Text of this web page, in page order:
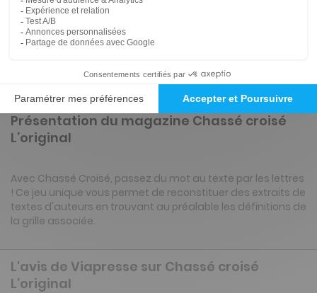
51€85
Tarif France métropolitaine
Présentation du magazine Chassé croisé
L’original
Avec Chassé Croisé, passez du mot au texte par les lettres
! Ce jeu unique vous permet de reconstituer des extraits de
textes d'auteurs en trouvant au préalable les définitions de
la grille associée.
L'avis de Viapresse sur Chassé croisé
L’original